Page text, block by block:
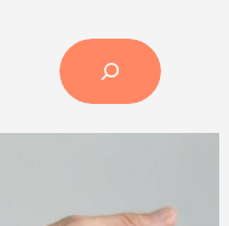
Search